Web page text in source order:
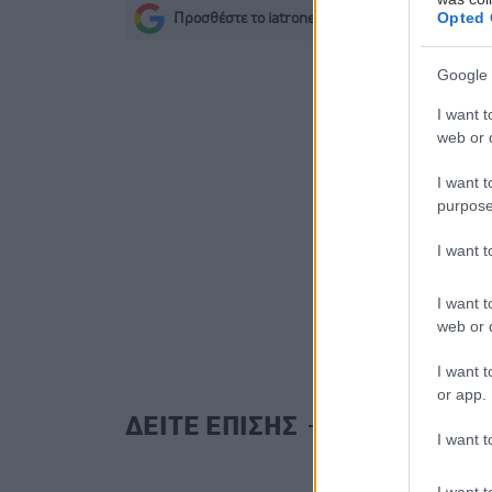
Opted
Google
I want
web or
I want
I want
I want
web or
I want
or app.
I want
Προσθέστε το iatronet.gr στο Discover
ΔΕΙΤΕ ΕΠΙΣΗΣ